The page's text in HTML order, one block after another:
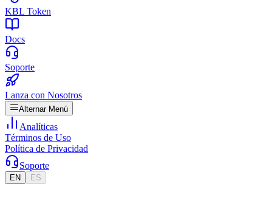
KBL Token
Docs
Soporte
Lanza con Nosotros
Alternar Menú
Analíticas
Términos de Uso
Política de Privacidad
Soporte
EN ES